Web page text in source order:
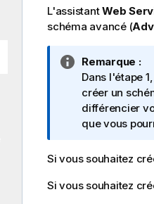
L'assistantWeb
schéma avancé (
N
o
t
e
I
f
r
Remarque :
Dans l'étape
créer un
différencier
que vous
Si vous souhaitez
Si vous souhaitez